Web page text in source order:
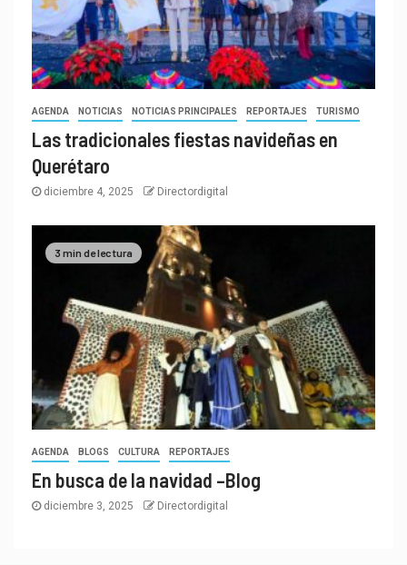
AGENDA NOTICIAS NOTICIAS PRINCIPALES REPORTAJES TURISMO
Las tradicionales fiestas navideñas en
Querétaro
diciembre 4, 2025 Directordigital
3 min de lectura
AGENDA BLOGS CULTURA REPORTAJES
En busca de la navidad –Blog
diciembre 3, 2025 Directordigital